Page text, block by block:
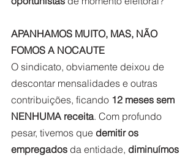
APANHAMOS MUITO, MAS, NÃO
FOMOS A NOCAUTE
O sindicato, obviamente deixou de
descontar mensalidades e outras
contribuições, ficando 12 meses sem
NENHUMA receita. Com profundo
pesar, tivemos que demitir os
empregados da entidade, diminuímos